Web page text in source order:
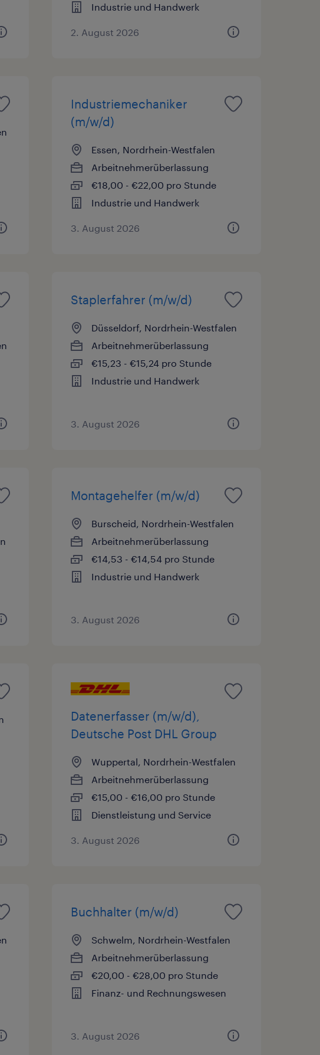
Industrie und Handwerk
2. August 2026
Industriemechaniker
(m/w/d)
Essen, Nordrhein-Westfalen
Arbeitnehmerüberlassung
€18,00 - €22,00 pro Stunde
Industrie und Handwerk
3. August 2026
Staplerfahrer (m/w/d)
Düsseldorf, Nordrhein-Westfalen
Arbeitnehmerüberlassung
€15,23 - €15,24 pro Stunde
Industrie und Handwerk
3. August 2026
Montagehelfer (m/w/d)
Burscheid, Nordrhein-Westfalen
Arbeitnehmerüberlassung
€14,53 - €14,54 pro Stunde
Industrie und Handwerk
3. August 2026
Datenerfasser (m/w/d),
Deutsche Post DHL Group
Wuppertal, Nordrhein-Westfalen
Arbeitnehmerüberlassung
€15,00 - €16,00 pro Stunde
Dienstleistung und Service
3. August 2026
Buchhalter (m/w/d)
Schwelm, Nordrhein-Westfalen
Arbeitnehmerüberlassung
€20,00 - €28,00 pro Stunde
Finanz- und Rechnungswesen
3. August 2026